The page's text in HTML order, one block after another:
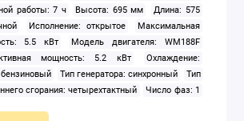
работы: 7 ч
Высота: 695 мм
Длина: 575
Исполнение: открытое
Максимальная
5.5 кВт
Модель двигателя: WM188F
мощность: 5.2 кВт
Охлаждение:
Тип генератора: синхронный
Тип
сгорания: четырехтактный
Число фаз: 1